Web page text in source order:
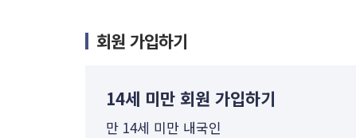
회원 가입하기
14세 미만 회원 가입하기
만 14세 미만 내국인